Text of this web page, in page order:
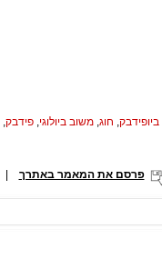
ביופידבק, חוג, משוב ביולוגי, פידבק,
פרסם את המאמר באתרך